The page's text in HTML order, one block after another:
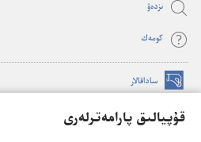
قۇپيالىق پارامەترلەرى
ىزدە‌ۋ
كومە‌ك
ساداقالار
(opens
window) كۇزەت مۇناراسىنىڭ تورداعى كىتاپحاناسى